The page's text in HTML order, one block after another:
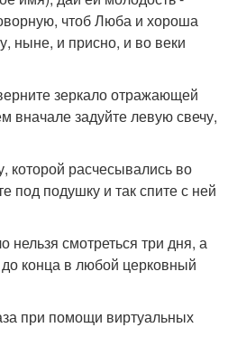
чтоб Люба и хороша
ныне, и присно, и во веки
зеркало отражающей
вначале задуйте левую свечу,
которой расчесывались во
под подушку и так спите с ней
нельзя смотреться три дня, а
конца в любой церковный
при помощи виртуальных